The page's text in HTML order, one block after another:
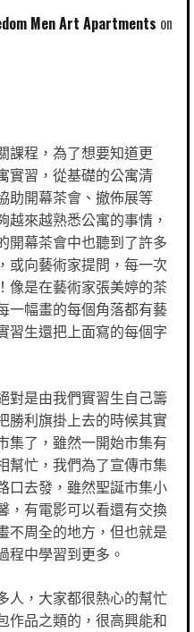
Men Art Apartments
課程，為了想要知道更
實習，從基礎的公寓清
助開幕茶會、撤佈展等
來越熟悉公寓的事情，
開幕茶會中也聽到了許多
或向藝術家提問，每一次
像是在藝術家張美婷的茶
一幅畫的每個角落都有藝
習生還把上面寫的每個字
對是由我們實習生自己籌
勝利旗掛上去的時候其實
集了，雖然一開始市集有
幫忙，我們為了宣傳市集
口去發，雖然聖誕市集小
，有電影可以看還有交換
不周全的地方，但也就是
程中學習到更多。
人，大家都很熱心的幫忙
作品之類的，很高興能和